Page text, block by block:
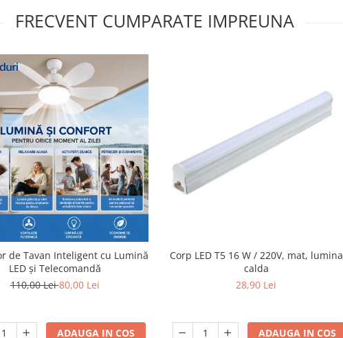
FRECVENT CUMPARATE IMPREUNA
de Tavan Inteligent cu Lumină
LED și Telecomandă
110,00 Lei80,00 Lei
ADAUGA IN COS
Corp LED T5 16 W / 220V, mat, lumina
calda
28,90 Lei
ADAUGA IN COS